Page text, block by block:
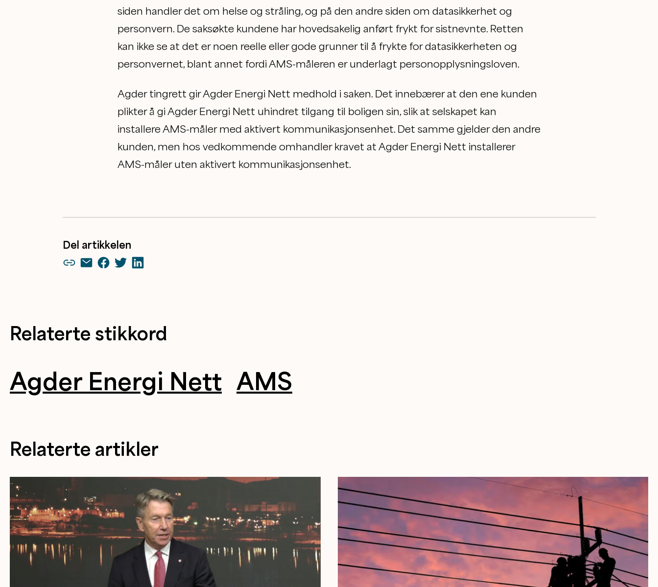
siden handler det om helse og stråling, og på den andre siden om datasikkerhet og
personvern. De saksøkte kundene har hovedsakelig anført frykt for sistnevnte. Retten
kan ikke se at det er noen reelle eller gode grunner til å frykte for datasikkerheten og
personvernet, blant annet fordi AMS-måleren er underlagt personopplysningsloven.
Agder tingrett gir Agder Energi Nett medhold i saken. Det innebærer at den ene kunden
plikter å gi Agder Energi Nett uhindret tilgang til boligen sin, slik at selskapet kan
installere AMS-måler med aktivert kommunikasjonsenhet. Det samme gjelder den andre
kunden, men hos vedkommende omhandler kravet at Agder Energi Nett installerer
AMS-måler uten aktivert kommunikasjonsenhet.
Del artikkelen
Relaterte stikkord
Agder Energi Nett AMS
Relaterte artikler